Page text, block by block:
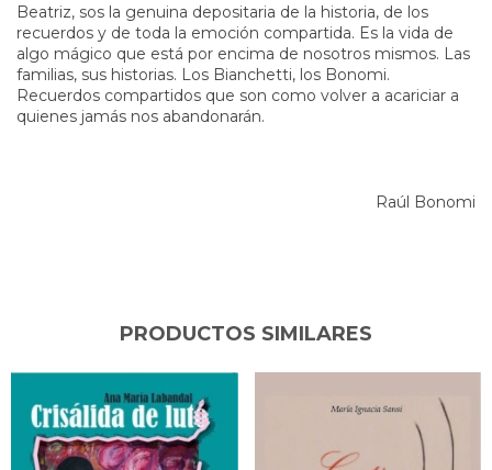
Beatriz, sos la genuina depositaria de la historia, de los
recuerdos y de toda la emoción compartida. Es la vida de
algo mágico que está por encima de nosotros mismos. Las
familias, sus historias. Los Bianchetti, los Bonomi.
Recuerdos compartidos que son como volver a acariciar a
quienes jamás nos abandonarán.
Raúl Bonomi
PRODUCTOS SIMILARES